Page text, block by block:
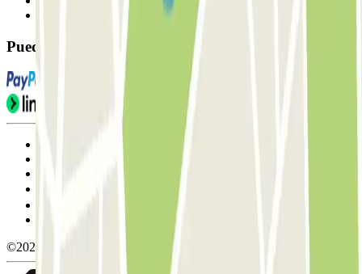
Puedes utilizar estos métodos de pago:
Condiciones de uso y contratación
Condiciones de cancelación
Política de cookies
Gestionar cookies
Política de privacidad
©2026 Parclick. All rights reserved